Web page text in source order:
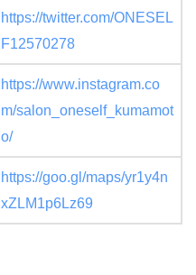
https://twitter.com/ONESEL
F12570278
https://www.instagram.co
m/salon_oneself_kumamot
o/
https://goo.gl/maps/yr1y4n
xZLM1p6Lz69